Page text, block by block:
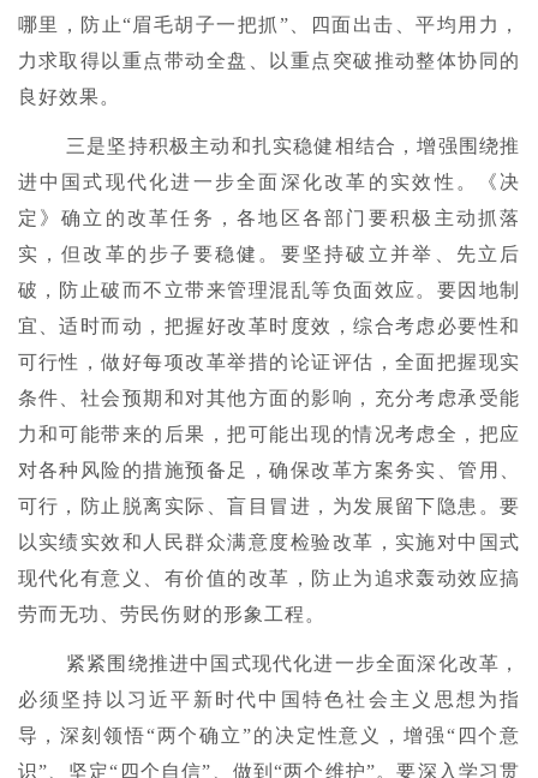
哪里，防止“眉毛胡子一把抓”、四面出击、平均用力，
力求取得以重点带动全盘、以重点突破推动整体协同的
良好效果。
三是坚持积极主动和扎实稳健相结合，增强围绕推
进中国式现代化进一步全面深化改革的实效性。《决
定》确立的改革任务，各地区各部门要积极主动抓落
实，但改革的步子要稳健。要坚持破立并举、先立后
破，防止破而不立带来管理混乱等负面效应。要因地制
宜、适时而动，把握好改革时度效，综合考虑必要性和
可行性，做好每项改革举措的论证评估，全面把握现实
条件、社会预期和对其他方面的影响，充分考虑承受能
力和可能带来的后果，把可能出现的情况考虑全，把应
对各种风险的措施预备足，确保改革方案务实、管用、
可行，防止脱离实际、盲目冒进，为发展留下隐患。要
以实绩实效和人民群众满意度检验改革，实施对中国式
现代化有意义、有价值的改革，防止为追求轰动效应搞
劳而无功、劳民伤财的形象工程。
紧紧围绕推进中国式现代化进一步全面深化改革，
必须坚持以习近平新时代中国特色社会主义思想为指
导，深刻领悟“两个确立”的决定性意义，增强“四个意
识”、坚定“四个自信”、做到“两个维护”。要深入学习贯